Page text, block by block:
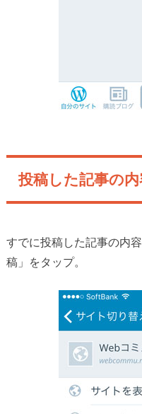
投稿した記事の
すでに投稿した記事の内
稿」をタップ。